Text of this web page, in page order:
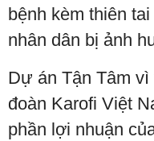
bệnh kèm thiên
nhân dân bị ảnh
Dự án Tận Tâm
đoàn Karofi Việt
phần lợi nhuận